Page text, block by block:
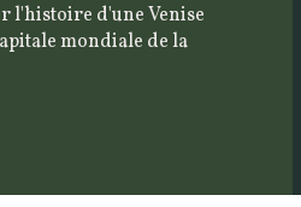
l'histoire d'une Venise
mondiale de la